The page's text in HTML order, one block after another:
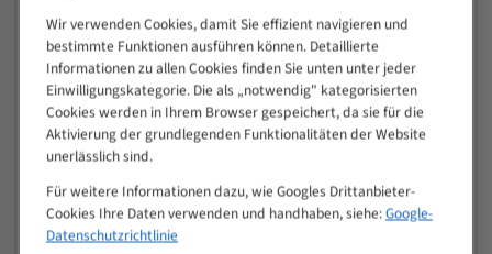
20
4/6
30
4/5
50
4/5
80
> 100
VOLLMATERIAL
M (mm)
Zähne pro
Zoll (ZpZ)
Wir verwenden Cookies, damit Sie effizient navigieren und
bestimmte Funktionen ausführen können. Detaillierte
Informationen zu allen Cookies finden Sie unten unter jeder
Einwilligungskategorie. Die als „notwendig" kategorisierten
Cookies werden in Ihrem Browser gespeichert, da sie für die
Aktivierung der grundlegenden Funktionalitäten der Website
unerlässlich sind.
Für weitere Informationen dazu, wie Googles Drittanbieter-
Cookies Ihre Daten verwenden und handhaben, siehe:Google-
Datenschutzrichtlinie